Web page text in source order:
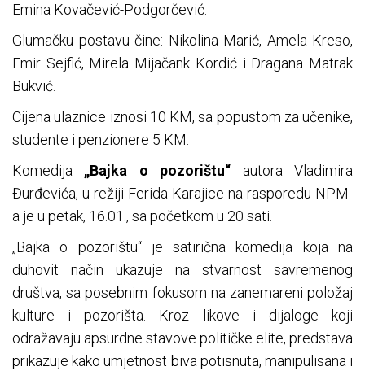
Emina Kovačević-Podgorčević.
Glumačku postavu čine: Nikolina Marić, Amela Kreso,
Emir Sejfić, Mirela Mijačank Kordić i Dragana Matrak
Bukvić.
Cijena ulaznice iznosi 10 KM, sa popustom za učenike,
studente i penzionere 5 KM.
Komedija „Bajka o pozorištu“ autora Vladimira
Đurđevića, u režiji Ferida Karajice na rasporedu NPM-
a je u petak, 16.01., sa početkom u 20 sati.
„Bajka o pozorištu“ je satirična komedija koja na
duhovit način ukazuje na stvarnost savremenog
društva, sa posebnim fokusom na zanemareni položaj
kulture i pozorišta. Kroz likove i dijaloge koji
odražavaju apsurdne stavove političke elite, predstava
prikazuje kako umjetnost biva potisnuta, manipulisana i